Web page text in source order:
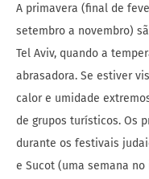
A primavera (final de
setembro a novembro)
Tel Aviv, quando a
abrasadora. Se estiver
calor e umidade
de grupos turísticos. Os
durante os festivais
e Sucot (uma semana